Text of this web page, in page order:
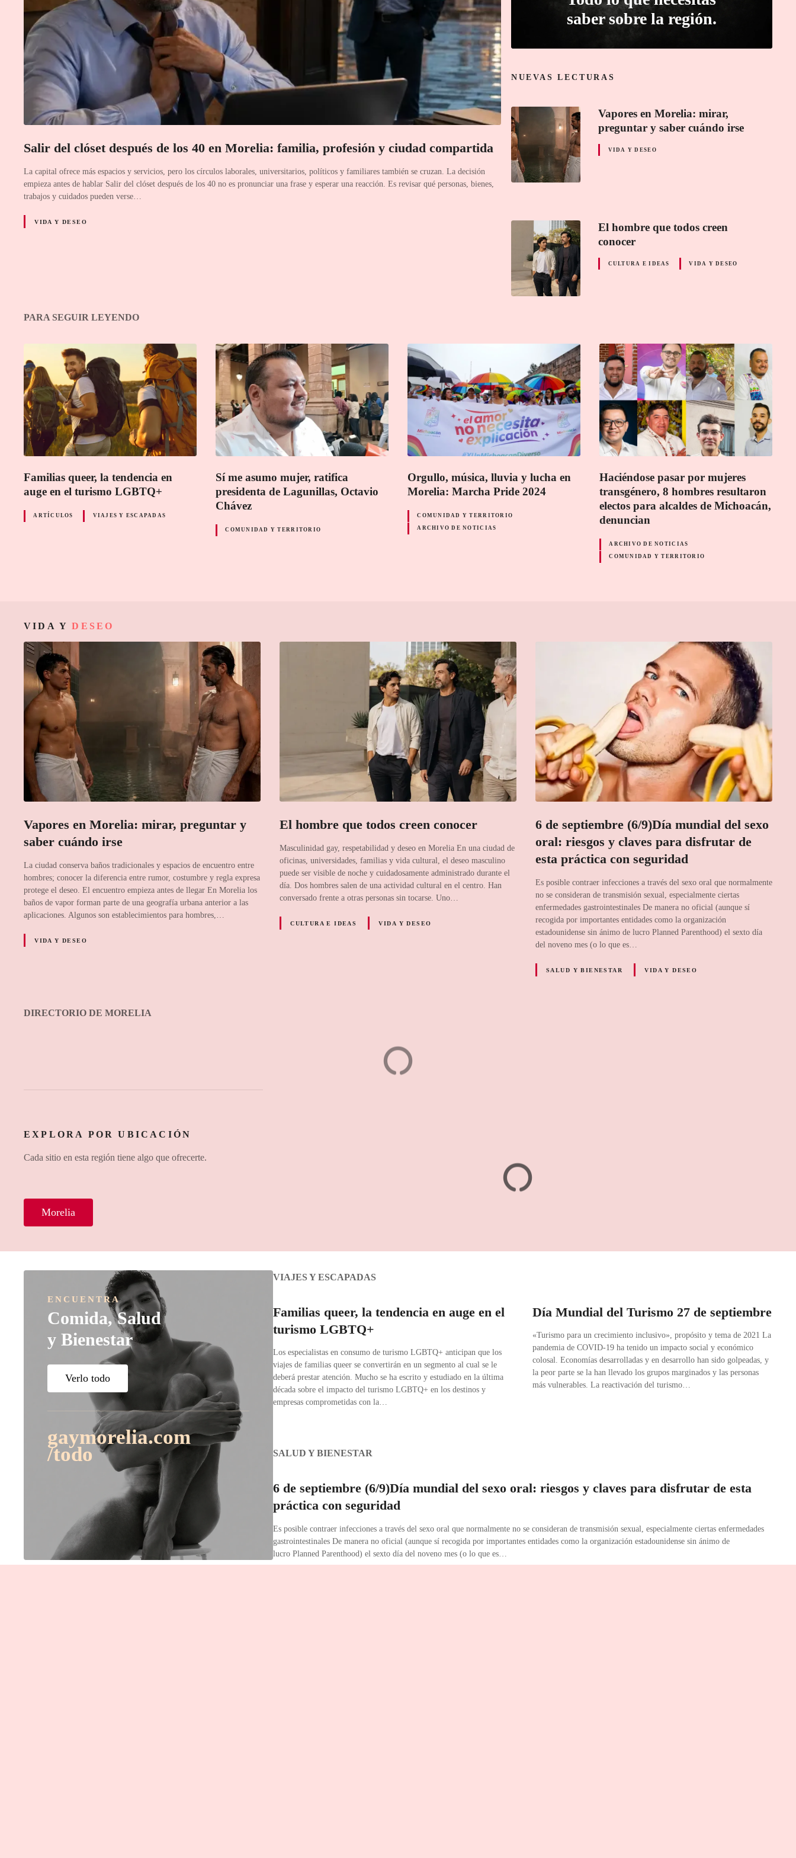
Salir del clóset después de los 40 en Morelia: familia, profesión y ciudad compartida
La capital ofrece más espacios y servicios, pero los círculos laborales, universitarios, políticos y familiares también se cruzan. La decisión
empieza antes de hablar Salir del clóset después de los 40 no es pronunciar una frase y esperar una reacción. Es revisar qué personas, bienes,
trabajos y cuidados pueden verse…
VIDA Y DESEO
saber sobre la región.
NUEVAS LECTURAS
Vapores en Morelia: mirar,
preguntar y saber cuándo irse
VIDA Y DESEO
El hombre que todos creen
conocer
CULTURA E IDEAS VIDA Y DESEO
PARA SEGUIR LEYENDO
Familias queer, la tendencia en
auge en el turismo LGBTQ+
ARTÍCULOS VIAJES Y ESCAPADAS
Sí me asumo mujer, ratifica
presidenta de Lagunillas, Octavio
Chávez
COMUNIDAD Y TERRITORIO
Orgullo, música, lluvia y lucha en
Morelia: Marcha Pride 2024
COMUNIDAD Y TERRITORIO
ARCHIVO DE NOTICIAS
Haciéndose pasar por mujeres
transgénero, 8 hombres resultaron
electos para alcaldes de Michoacán,
denuncian
ARCHIVO DE NOTICIAS
COMUNIDAD Y TERRITORIO
VIDA YDESEO
Vapores en Morelia: mirar, preguntar y
saber cuándo irse
La ciudad conserva baños tradicionales y espacios de encuentro entre
hombres; conocer la diferencia entre rumor, costumbre y regla expresa
protege el deseo. El encuentro empieza antes de llegar En Morelia los
baños de vapor forman parte de una geografía urbana anterior a las
aplicaciones. Algunos son establecimientos para hombres,…
VIDA Y DESEO
El hombre que todos creen conocer
Masculinidad gay, respetabilidad y deseo en Morelia En una ciudad de
oficinas, universidades, familias y vida cultural, el deseo masculino
puede ser visible de noche y cuidadosamente administrado durante el
día. Dos hombres salen de una actividad cultural en el centro. Han
conversado frente a otras personas sin tocarse. Uno…
CULTURA E IDEAS VIDA Y DESEO
6 de septiembre (6/9)Día mundial del sexo
oral: riesgos y claves para disfrutar de
esta práctica con seguridad
Es posible contraer infecciones a través del sexo oral que normalmente
no se consideran de transmisión sexual, especialmente ciertas
enfermedades gastrointestinales De manera no oficial (aunque sí
recogida por importantes entidades como la organización
estadounidense sin ánimo de lucro Planned Parenthood) el sexto día
del noveno mes (o lo que es…
SALUD Y BIENESTAR VIDA Y DESEO
DIRECTORIO DE MORELIA
EXPLORA POR UBICACIÓN
Cada sitio en esta región tiene algo que ofrecerte.
Morelia
ENCUENTRA
Comida, Salud
y Bienestar
Verlo todo
gaymorelia.com
/todo
VIAJES Y ESCAPADAS
Familias queer, la tendencia en auge en el
turismo LGBTQ+
Los especialistas en consumo de turismo LGBTQ+ anticipan que los
viajes de familias queer se convertirán en un segmento al cual se le
deberá prestar atención. Mucho se ha escrito y estudiado en la última
década sobre el impacto del turismo LGBTQ+ en los destinos y
empresas comprometidas con la…
Día Mundial del Turismo 27 de septiembre
«Turismo para un crecimiento inclusivo», propósito y tema de 2021 La
pandemia de COVID-19 ha tenido un impacto social y económico
colosal. Economías desarrolladas y en desarrollo han sido golpeadas, y
la peor parte se la han llevado los grupos marginados y las personas
más vulnerables. La reactivación del turismo…
SALUD Y BIENESTAR
6 de septiembre (6/9)Día mundial del sexo oral: riesgos y claves para disfrutar de esta
práctica con seguridad
Es posible contraer infecciones a través del sexo oral que normalmente no se consideran de transmisión sexual, especialmente ciertas enfermedades
gastrointestinales De manera no oficial (aunque sí recogida por importantes entidades como la organización estadounidense sin ánimo de
lucro Planned Parenthood) el sexto día del noveno mes (o lo que es…